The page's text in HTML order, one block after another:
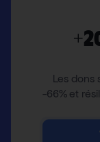
Les dons
-66% et